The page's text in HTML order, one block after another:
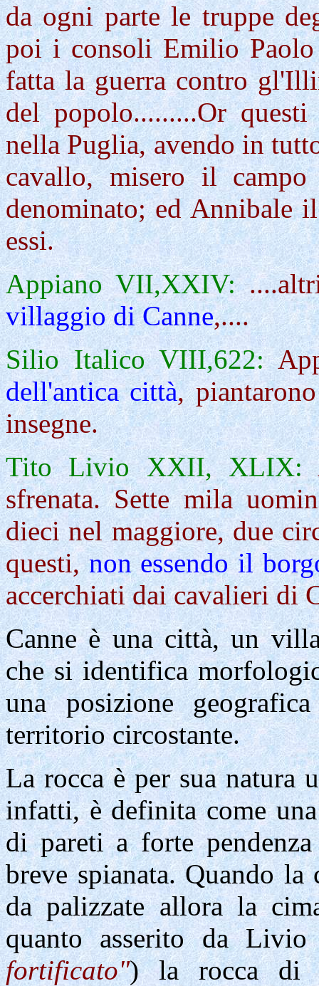
da ogni parte le truppe
poi i consoli Emilio Paolo
fatta la guerra controgl'
del popolo.........Or
nella Puglia, avendo in
cavallo, misero il
denominato; ed Annibale
essi.
Appiano VII,XXIV:
villaggio di Canne,....
Silio Italico VIII,622:
dell'antica città,
insegne.
Tito Livio XXII, XLIX:
sfrenata. Sette mila
dieci nel maggiore, due
questi, non essendo il
accerchiati dai cavalieri di
Canneèuna città, un
che si identifica
una posizione
territorio circostante.
La rocca è per sua natura
infatti, è definita come
di pareti a forte
breve spianata. Quando
da palizzate allora la
quanto asserito da
fortificato") la rocca di